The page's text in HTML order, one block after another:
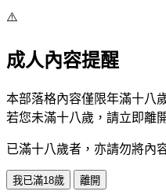
⚠️
成人內容提醒
本部落格內容僅限年滿十八
若您未滿十八歲，請立即離
已滿十八歲者，亦請勿將內
我已滿18歲 離開